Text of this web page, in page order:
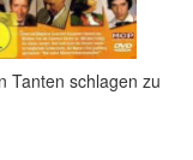
Tanten schlagen zu